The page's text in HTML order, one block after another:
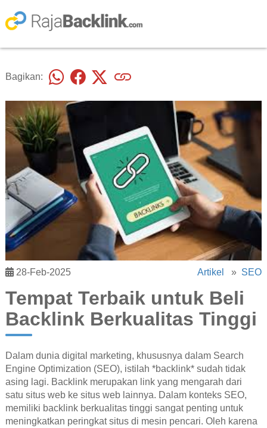
Bagikan:
28-Feb-2025 Artikel » SEO
Tempat Terbaik untuk Beli
Backlink Berkualitas Tinggi
Dalam dunia digital marketing, khususnya dalam Search
Engine Optimization (SEO), istilah *backlink* sudah tidak
asing lagi. Backlink merupakan link yang mengarah dari
satu situs web ke situs web lainnya. Dalam konteks SEO,
memiliki backlink berkualitas tinggi sangat penting untuk
meningkatkan peringkat situs di mesin pencari. Oleh karena